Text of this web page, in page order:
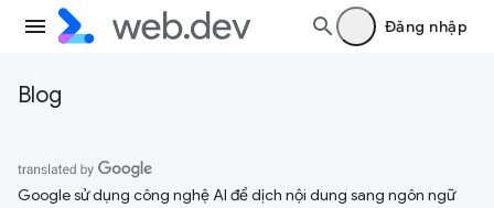
Đăng nhập
Blog
Google sử dụng công nghệ AI để dịch nội dung sang ngôn ngữ